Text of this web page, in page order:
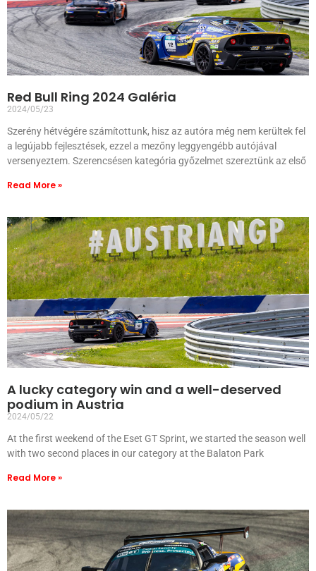
Red Bull Ring 2024 Galéria
2024/05/23
Szerény hétvégére számítottunk, hisz az autóra még nem kerültek fel
a legújabb fejlesztések, ezzel a mezőny leggyengébb autójával
versenyeztem. Szerencsésen kategória győzelmet szereztünk az első
Read More »
A lucky category win and a well-deserved
podium in Austria
2024/05/22
At the first weekend of the Eset GT Sprint, we started the season well
with two second places in our category at the Balaton Park
Read More »